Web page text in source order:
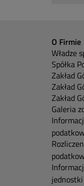
O Firmie
Władze
Spółka
Zakład
Zakład
Zakład
Galeria